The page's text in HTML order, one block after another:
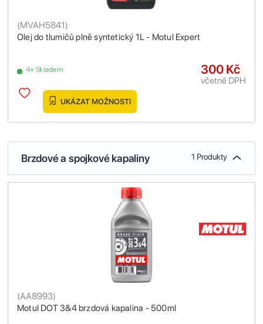
Olej do tlumičů plně syntetický 1L - Motul Expert
(MVAH5841)
4+ Skladem 300 Kč
včetně DPH
UKÁZAT MOŽNOSTI
Brzdové a spojkové kapaliny 1 Produkty
Motul DOT 3&4 brzdová kapalina - 500ml
(AA8993)